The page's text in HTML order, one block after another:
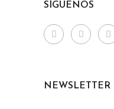
SÍGUENOS
NEWSLETTER